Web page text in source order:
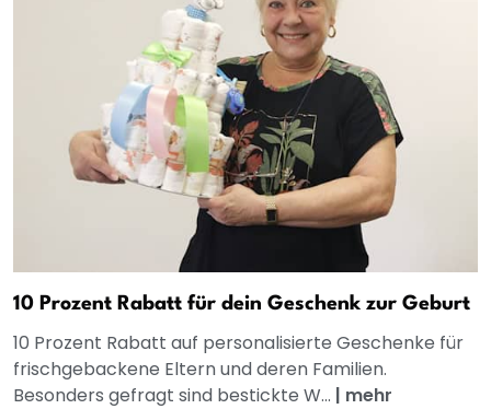
10 Prozent Rabatt für dein Geschenk zur Geburt
10 Prozent Rabatt auf personalisierte Geschenke für
frischgebackene Eltern und deren Familien.
Besonders gefragt sind bestickte W... | mehr